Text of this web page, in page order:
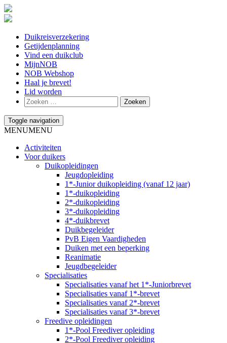
Duikreisverzekering
Getijdenplanning
Vind een duikclub
MijnNOB
NOB Webshop
Haal je brevet!
Lid worden
Toggle navigation
MENUMENU
Activiteiten
Voor duikers
Duikopleidingen
Jeugdopleiding
1*-Junior duikopleiding (vanaf 12 jaar)
1*-duikopleiding
2*-duikopleiding
3*-duikopleiding
4*-duikbrevet
Duikbegeleider
PvB Eigen Vaardigheden
Duiken met een beperking
Reanimatie
Jeugdbegeleider
Specialisaties
Specialisaties vanaf het 1*-Juniorbrevet
Specialisaties vanaf 1*-brevet
Specialisaties vanaf 2*-brevet
Specialisaties vanaf 3*-brevet
Freedive opleidingen
1*-Pool Freediver opleiding
2*-Pool Freediver opleiding